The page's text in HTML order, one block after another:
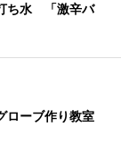
ち水 「激辛バ
ローブ作り教室